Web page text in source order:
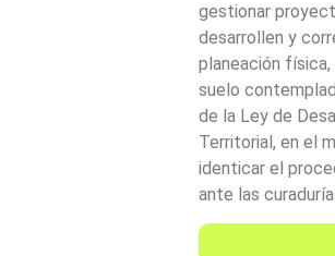
gestionar
desarrollen y
planeación
suelo
de la Ley de
Territorial, en el
identicar el
ante las